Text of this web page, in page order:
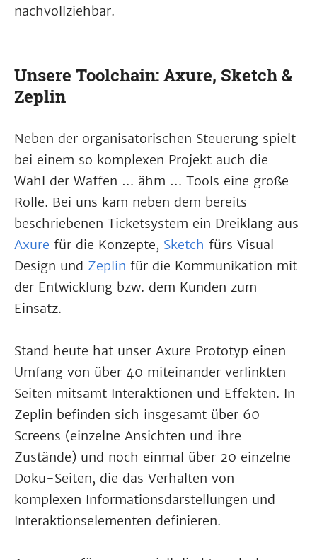
nachvollziehbar.
Unsere Toolchain: Axure, Sketch &
Zeplin
Neben der organisatorischen Steuerung spielt
bei einem so komplexen Projekt auch die
Wahl der Waffen … ähm … Tools eine große
Rolle. Bei uns kam neben dem bereits
beschriebenen Ticketsystem ein Dreiklang aus
Axure für die Konzepte, Sketch fürs Visual
Design und Zeplin für die Kommunikation mit
der Entwicklung bzw. dem Kunden zum
Einsatz.
Stand heute hat unser Axure Prototyp einen
Umfang von über 40 miteinander verlinkten
Seiten mitsamt Interaktionen und Effekten. In
Zeplin befinden sich insgesamt über 60
Screens (einzelne Ansichten und ihre
Zustände) und noch einmal über 20 einzelne
Doku-Seiten, die das Verhalten von
komplexen Informationsdarstellungen und
Interaktionselementen definieren.